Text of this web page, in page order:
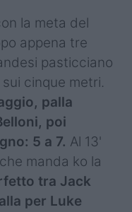
la meta del
appena tre
pasticciano
cinque metri.
palla
poi
5 a 7. Al 13'
manda ko la
tra Jack
per Luke